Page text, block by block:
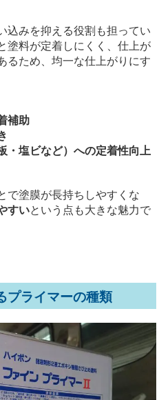
込みを抑える役割も担ってい
塗料が定着しにくく、仕上が
るため、均一な仕上がりにす
補助
・塩ビなど）への定着性向上
で塗膜が長持ちしやすくな
すいという点も大きな魅力で
プライマーの種類